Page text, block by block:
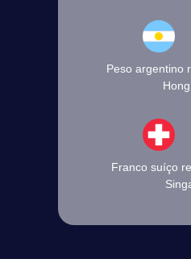
Peso argentino
Franco suíço